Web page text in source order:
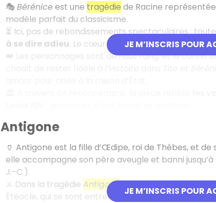
JE M’INSCRIS POUR
🎭Béréniceest une tragédie de Racine
modèle parfait du classicisme.
⏳ Ici, pas de rebondissements spectaculaires :
à se dire adieu. Le cœur du drame repose surun
👑 Les personnages sont de haut rang, et le conflit
JE M’INSCRIS POUR
Antigone
🏺 Antigone est la fille d’Œdipe, roi de Thèbes, et
elle accompagne son père aveugle et banni
J.-C.).
⚔️ Dans la tragédie Antigone, Sophocle met en
Étéocle, qui se sont entretués pour le trône de